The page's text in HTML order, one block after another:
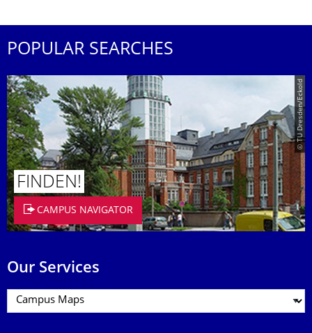
POPULAR SEARCHES
© TU Dresden/Eckold
FINDEN!
CAMPUS NAVIGATOR
Our Services